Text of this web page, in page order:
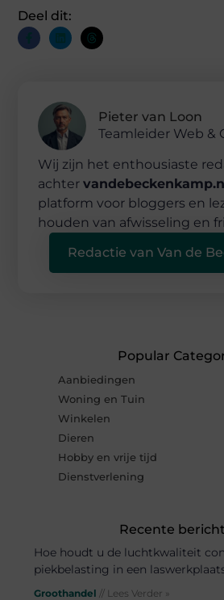
Deel dit:
Pieter van Loon
Teamleider Web &
Wij zijn het enthousiaste
achter
platform voor bloggers en
houden van afwisseling en
Redactie van Van de
Popular
Aanbiedingen
Woning en Tuin
Winkelen
Dieren
Hobby en vrije tijd
Dienstverlening
Recente
Hoe houdt u de luchtkwaliteit
piekbelasting in een
Groothandel // Lees Verder »